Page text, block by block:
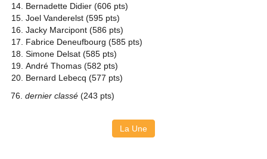
Bernadette Didier (606 pts)
Joel Vanderelst (595 pts)
Jacky Marcipont (586 pts)
Fabrice Deneufbourg (585 pts)
Simone Delsat (585 pts)
André Thomas (582 pts)
Bernard Lebecq (577 pts)
76. dernier classé (243 pts)
La Une